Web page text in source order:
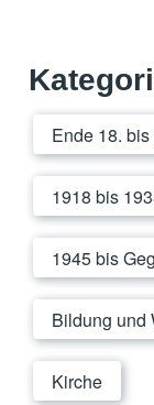
Ende 18.
1918 bis
1945 bis
Bildung und
Kirche